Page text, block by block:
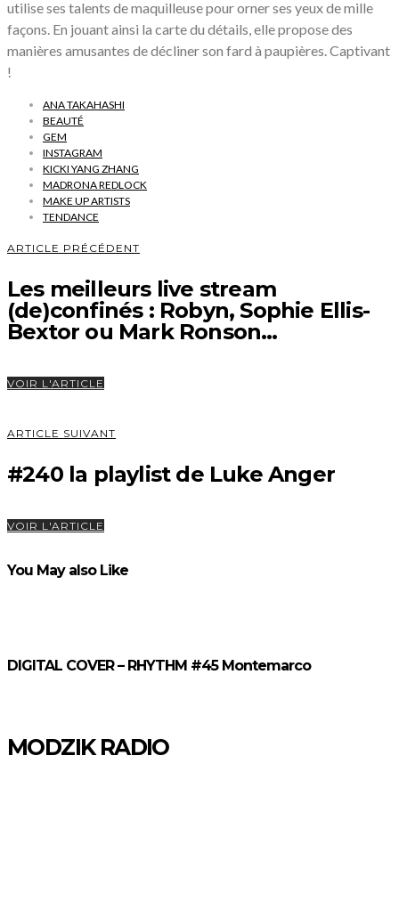
utilise ses talents de maquilleuse pour orner ses yeux de mille
façons. En jouant ainsi la carte du détails, elle propose des
manières amusantes de décliner son fard à paupières. Captivant
!
ANA TAKAHASHI
BEAUTÉ
GEM
INSTAGRAM
KICKI YANG ZHANG
MADRONA REDLOCK
MAKE UP ARTISTS
TENDANCE
ARTICLE PRÉCÉDENT
Les meilleurs live stream
(de)confinés : Robyn, Sophie Ellis-
Bextor ou Mark Ronson…
VOIR L'ARTICLE
ARTICLE SUIVANT
#240 la playlist de Luke Anger
VOIR L'ARTICLE
You May also Like
DIGITAL COVER – RHYTHM #45 Montemarco
MODZIK RADIO